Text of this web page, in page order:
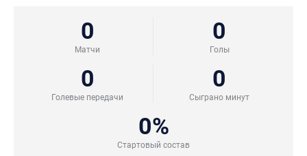
0
Матчи
0
Голы
0
Голевые передачи
0
Сыграно минут
0%
Стартовый состав